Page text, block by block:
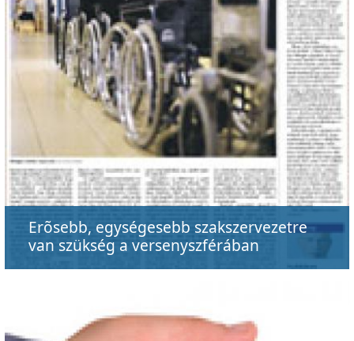
Erõsebb, egységesebb szakszervezetre
van szükség a versenyszférában